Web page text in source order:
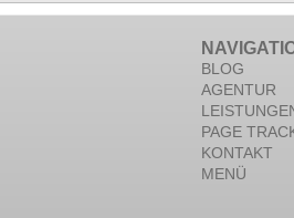
BLOG
AGENTUR
PAGE
KONTAKT
MENÜ